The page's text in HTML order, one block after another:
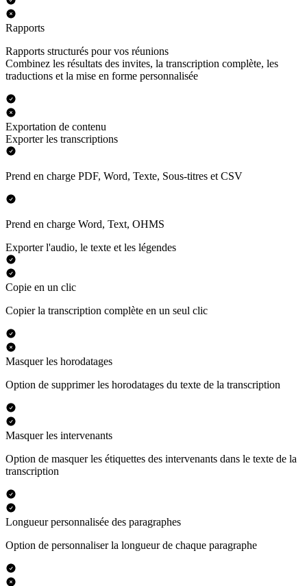
Rapports
Rapports structurés pour vos réunions
Combinez les résultats des invites, la transcription complète, les
traductions et la mise en forme personnalisée
Exportation de contenu
Exporter les transcriptions
Prend en charge PDF, Word, Texte, Sous-titres et CSV
Prend en charge Word, Text, OHMS
Exporter l'audio, le texte et les légendes
Copie en un clic
Copier la transcription complète en un seul clic
Masquer les horodatages
Option de supprimer les horodatages du texte de la transcription
Masquer les intervenants
Option de masquer les étiquettes des intervenants dans le texte de la
transcription
Longueur personnalisée des paragraphes
Option de personnaliser la longueur de chaque paragraphe